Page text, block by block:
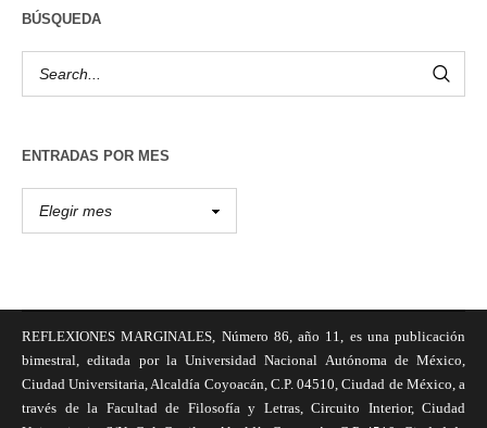
BÚSQUEDA
ENTRADAS POR MES
REFLEXIONES MARGINALES, Número 86, año 11, es una publicación
bimestral, editada por la Universidad Nacional Autónoma de México,
Ciudad Universitaria, Alcaldía Coyoacán, C.P. 04510, Ciudad de México, a
través de la Facultad de Filosofía y Letras, Circuito Interior, Ciudad